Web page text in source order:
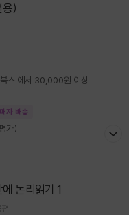
)
스.에서 30,000원 이상
자 배송
가)
논리읽기 1